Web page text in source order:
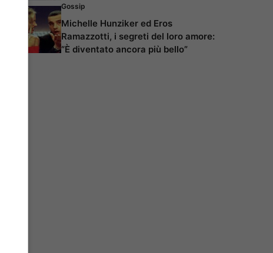
Gossip
Michelle Hunziker ed Eros
Ramazzotti, i segreti del loro amore:
“È diventato ancora più bello”